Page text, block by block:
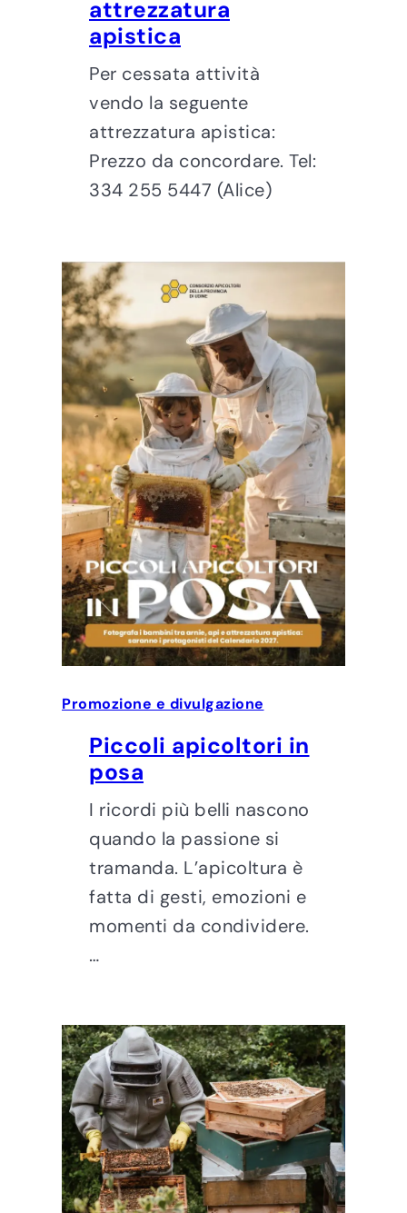
attrezzatura
apistica
Per cessata attività
vendo la seguente
attrezzatura apistica:
Prezzo da concordare. Tel:
334 255 5447 (Alice)
Promozione e divulgazione
Piccoli apicoltori in
posa
I ricordi più belli nascono
quando la passione si
tramanda. L’apicoltura è
fatta di gesti, emozioni e
momenti da condividere.
…